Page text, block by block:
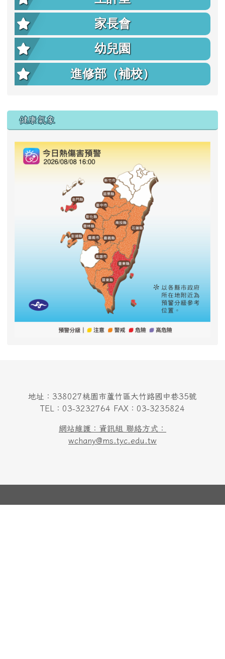
家長會
幼兒園
進修部（補校）
右邊區域內容
健康氣象
地址：338027桃園市蘆竹區大竹路國中巷35號
TEL：03-3232764 FAX：03-3235824
網站維護：資訊組 聯絡方式：
wchany@ms.tyc.edu.tw